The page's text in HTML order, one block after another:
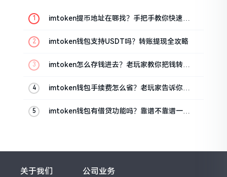
imtoken提币地址在哪找？手把手教你快速查
imtoken钱包支持USDT吗？转账提现全攻略
imtoken怎么存钱进去？老玩家教你把钱转进
imtoken钱包手续费怎么省？老玩家告诉你几
imtoken钱包有借贷功能吗？靠谱不靠谱一文
关于我们 公司业务